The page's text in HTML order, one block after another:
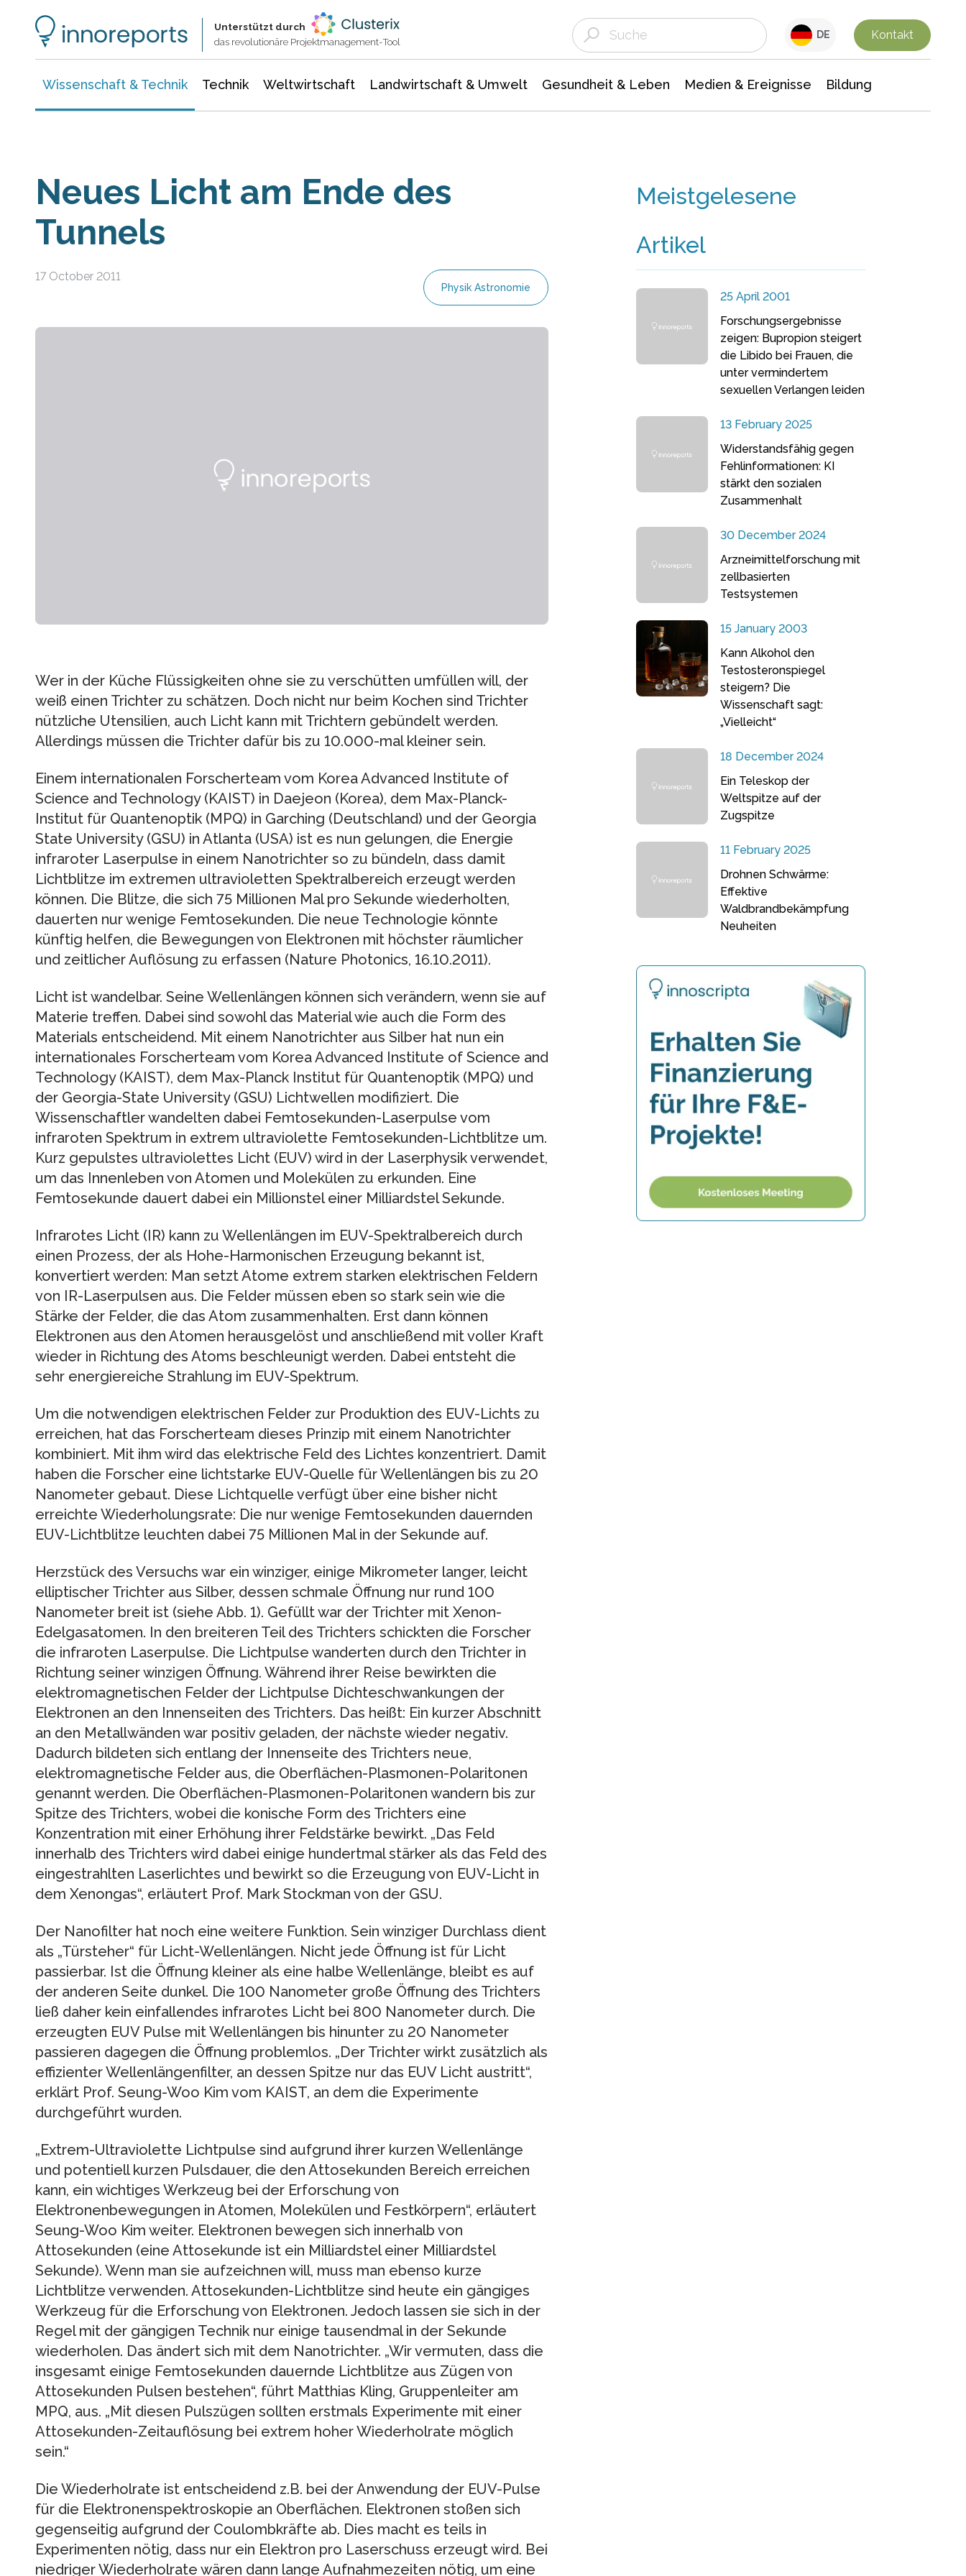
Unterstützt durch
das revolutionäre Projektmanagement-Tool
DE Kontakt
Wissenschaft & Technik Technik Weltwirtschaft Landwirtschaft & Umwelt Gesundheit & Leben Medien & Ereignisse Bildung
Neues Licht am Ende des
Tunnels
17 October 2011
Physik Astronomie
Wer in der Küche Flüssigkeiten ohne sie zu verschütten umfüllen will, der
weiß einen Trichter zu schätzen. Doch nicht nur beim Kochen sind Trichter
nützliche Utensilien, auch Licht kann mit Trichtern gebündelt werden.
Allerdings müssen die Trichter dafür bis zu 10.000-mal kleiner sein.
Einem internationalen Forscherteam vom Korea Advanced Institute of
Science and Technology (KAIST) in Daejeon (Korea), dem Max-Planck-
Institut für Quantenoptik (MPQ) in Garching (Deutschland) und der Georgia
State University (GSU) in Atlanta (USA) ist es nun gelungen, die Energie
infraroter Laserpulse in einem Nanotrichter so zu bündeln, dass damit
Lichtblitze im extremen ultravioletten Spektralbereich erzeugt werden
können. Die Blitze, die sich 75 Millionen Mal pro Sekunde wiederholten,
dauerten nur wenige Femtosekunden. Die neue Technologie könnte
künftig helfen, die Bewegungen von Elektronen mit höchster räumlicher
und zeitlicher Auflösung zu erfassen (Nature Photonics, 16.10.2011).
Licht ist wandelbar. Seine Wellenlängen können sich verändern, wenn sie auf
Materie treffen. Dabei sind sowohl das Material wie auch die Form des
Materials entscheidend. Mit einem Nanotrichter aus Silber hat nun ein
internationales Forscherteam vom Korea Advanced Institute of Science and
Technology (KAIST), dem Max-Planck Institut für Quantenoptik (MPQ) und
der Georgia-State University (GSU) Lichtwellen modifiziert. Die
Wissenschaftler wandelten dabei Femtosekunden-Laserpulse vom
infraroten Spektrum in extrem ultraviolette Femtosekunden-Lichtblitze um.
Kurz gepulstes ultraviolettes Licht (EUV) wird in der Laserphysik verwendet,
um das Innenleben von Atomen und Molekülen zu erkunden. Eine
Femtosekunde dauert dabei ein Millionstel einer Milliardstel Sekunde.
Infrarotes Licht (IR) kann zu Wellenlängen im EUV-Spektralbereich durch
einen Prozess, der als Hohe-Harmonischen Erzeugung bekannt ist,
konvertiert werden: Man setzt Atome extrem starken elektrischen Feldern
von IR-Laserpulsen aus. Die Felder müssen eben so stark sein wie die
Stärke der Felder, die das Atom zusammenhalten. Erst dann können
Elektronen aus den Atomen herausgelöst und anschließend mit voller Kraft
wieder in Richtung des Atoms beschleunigt werden. Dabei entsteht die
sehr energiereiche Strahlung im EUV-Spektrum.
Um die notwendigen elektrischen Felder zur Produktion des EUV-Lichts zu
erreichen, hat das Forscherteam dieses Prinzip mit einem Nanotrichter
kombiniert. Mit ihm wird das elektrische Feld des Lichtes konzentriert. Damit
haben die Forscher eine lichtstarke EUV-Quelle für Wellenlängen bis zu 20
Nanometer gebaut. Diese Lichtquelle verfügt über eine bisher nicht
erreichte Wiederholungsrate: Die nur wenige Femtosekunden dauernden
EUV-Lichtblitze leuchten dabei 75 Millionen Mal in der Sekunde auf.
Herzstück des Versuchs war ein winziger, einige Mikrometer langer, leicht
elliptischer Trichter aus Silber, dessen schmale Öffnung nur rund 100
Nanometer breit ist (siehe Abb. 1). Gefüllt war der Trichter mit Xenon-
Edelgasatomen. In den breiteren Teil des Trichters schickten die Forscher
die infraroten Laserpulse. Die Lichtpulse wanderten durch den Trichter in
Richtung seiner winzigen Öffnung. Während ihrer Reise bewirkten die
elektromagnetischen Felder der Lichtpulse Dichteschwankungen der
Elektronen an den Innenseiten des Trichters. Das heißt: Ein kurzer Abschnitt
an den Metallwänden war positiv geladen, der nächste wieder negativ.
Dadurch bildeten sich entlang der Innenseite des Trichters neue,
elektromagnetische Felder aus, die Oberflächen-Plasmonen-Polaritonen
genannt werden. Die Oberflächen-Plasmonen-Polaritonen wandern bis zur
Spitze des Trichters, wobei die konische Form des Trichters eine
Konzentration mit einer Erhöhung ihrer Feldstärke bewirkt. „Das Feld
innerhalb des Trichters wird dabei einige hundertmal stärker als das Feld des
eingestrahlten Laserlichtes und bewirkt so die Erzeugung von EUV-Licht in
dem Xenongas“, erläutert Prof. Mark Stockman von der GSU.
Der Nanofilter hat noch eine weitere Funktion. Sein winziger Durchlass dient
als „Türsteher“ für Licht-Wellenlängen. Nicht jede Öffnung ist für Licht
passierbar. Ist die Öffnung kleiner als eine halbe Wellenlänge, bleibt es auf
der anderen Seite dunkel. Die 100 Nanometer große Öffnung des Trichters
ließ daher kein einfallendes infrarotes Licht bei 800 Nanometer durch. Die
erzeugten EUV Pulse mit Wellenlängen bis hinunter zu 20 Nanometer
passieren dagegen die Öffnung problemlos. „Der Trichter wirkt zusätzlich als
effizienter Wellenlängenfilter, an dessen Spitze nur das EUV Licht austritt“,
erklärt Prof. Seung-Woo Kim vom KAIST, an dem die Experimente
durchgeführt wurden.
„Extrem-Ultraviolette Lichtpulse sind aufgrund ihrer kurzen Wellenlänge
und potentiell kurzen Pulsdauer, die den Attosekunden Bereich erreichen
kann, ein wichtiges Werkzeug bei der Erforschung von
Elektronenbewegungen in Atomen, Molekülen und Festkörpern“, erläutert
Seung-Woo Kim weiter. Elektronen bewegen sich innerhalb von
Attosekunden (eine Attosekunde ist ein Milliardstel einer Milliardstel
Sekunde). Wenn man sie aufzeichnen will, muss man ebenso kurze
Lichtblitze verwenden. Attosekunden-Lichtblitze sind heute ein gängiges
Werkzeug für die Erforschung von Elektronen. Jedoch lassen sie sich in der
Regel mit der gängigen Technik nur einige tausendmal in der Sekunde
wiederholen. Das ändert sich mit dem Nanotrichter. „Wir vermuten, dass die
insgesamt einige Femtosekunden dauernde Lichtblitze aus Zügen von
Attosekunden Pulsen bestehen“, führt Matthias Kling, Gruppenleiter am
MPQ, aus. „Mit diesen Pulszügen sollten erstmals Experimente mit einer
Attosekunden-Zeitauflösung bei extrem hoher Wiederholrate möglich
sein.“
Die Wiederholrate ist entscheidend z.B. bei der Anwendung der EUV-Pulse
für die Elektronenspektroskopie an Oberflächen. Elektronen stoßen sich
gegenseitig aufgrund der Coulombkräfte ab. Dies macht es teils in
Experimenten nötig, dass nur ein Elektron pro Laserschuss erzeugt wird. Bei
niedriger Wiederholrate wären dann lange Aufnahmezeiten nötig, um eine
Meistgelesene
Artikel
25 April 2001
Forschungsergebnisse
zeigen: Bupropion steigert
die Libido bei Frauen, die
unter vermindertem
sexuellen Verlangen leiden
13 February 2025
Widerstandsfähig gegen
Fehlinformationen: KI
stärkt den sozialen
Zusammenhalt
30 December 2024
Arzneimittelforschung mit
zellbasierten
Testsystemen
15 January 2003
Kann Alkohol den
Testosteronspiegel
steigern? Die
Wissenschaft sagt:
„Vielleicht“
18 December 2024
Ein Teleskop der
Weltspitze auf der
Zugspitze
11 February 2025
Drohnen Schwärme:
Effektive
Waldbrandbekämpfung
Neuheiten